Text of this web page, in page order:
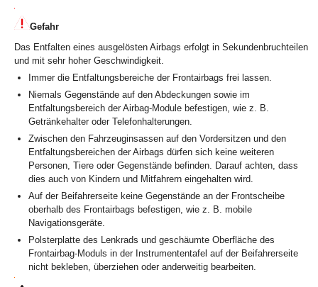
Gefahr
Das Entfalten eines ausgelösten Airbags erfolgt in Sekundenbruchteilen
und mit sehr hoher Geschwindigkeit.
Immer die Entfaltungsbereiche der Frontairbags frei lassen.
Niemals Gegenstände auf den Abdeckungen sowie im
Entfaltungsbereich der Airbag-Module befestigen, wie z. B.
Getränkehalter oder Telefonhalterungen.
Zwischen den Fahrzeuginsassen auf den Vordersitzen und den
Entfaltungsbereichen der Airbags dürfen sich keine weiteren
Personen, Tiere oder Gegenstände befinden. Darauf achten, dass
dies auch von Kindern und Mitfahrern eingehalten wird.
Auf der Beifahrerseite keine Gegenstände an der Frontscheibe
oberhalb des Frontairbags befestigen, wie z. B. mobile
Navigationsgeräte.
Polsterplatte des Lenkrads und geschäumte Oberfläche des
Frontairbag-Moduls in der Instrumententafel auf der Beifahrerseite
nicht bekleben, überziehen oder anderweitig bearbeiten.